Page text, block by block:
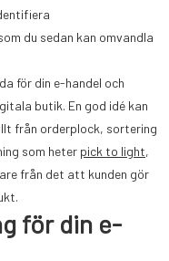
du sedan kan omvandla
för din e-handel och
butik. En god idé kan
från orderplock, sortering
som heter pick to light,
från det att kunden gör
för din e-